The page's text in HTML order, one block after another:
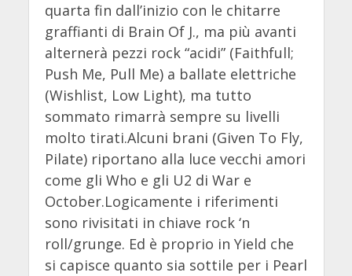
quarta fin dall’inizio con le chitarre
graffianti di Brain Of J., ma più avanti
alternerà pezzi rock “acidi” (Faithfull;
Push Me, Pull Me) a ballate elettriche
(Wishlist, Low Light), ma tutto
sommato rimarrà sempre su livelli
molto tirati.Alcuni brani (Given To Fly,
Pilate) riportano alla luce vecchi amori
come gli Who e gli U2 di War e
October.Logicamente i riferimenti
sono rivisitati in chiave rock ‘n
roll/grunge. Ed è proprio in Yield che
si capisce quanto sia sottile per i Pearl